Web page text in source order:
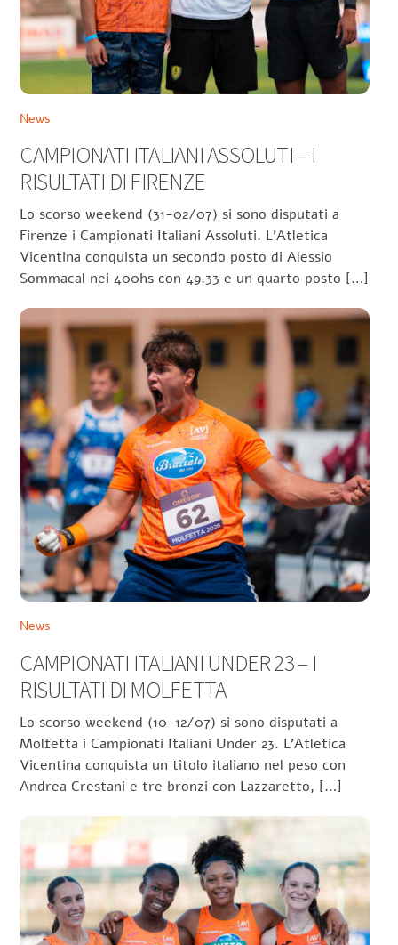
News
CAMPIONATI ITALIANI ASSOLUTI – I
RISULTATI DI FIRENZE
Lo scorso weekend (31-02/07) si sono disputati a
Firenze i Campionati Italiani Assoluti. L’Atletica
Vicentina conquista un secondo posto di Alessio
Sommacal nei 400hs con 49.33 e un quarto posto […]
News
CAMPIONATI ITALIANI UNDER 23 – I
RISULTATI DI MOLFETTA
Lo scorso weekend (10-12/07) si sono disputati a
Molfetta i Campionati Italiani Under 23. L’Atletica
Vicentina conquista un titolo italiano nel peso con
Andrea Crestani e tre bronzi con Lazzaretto, […]